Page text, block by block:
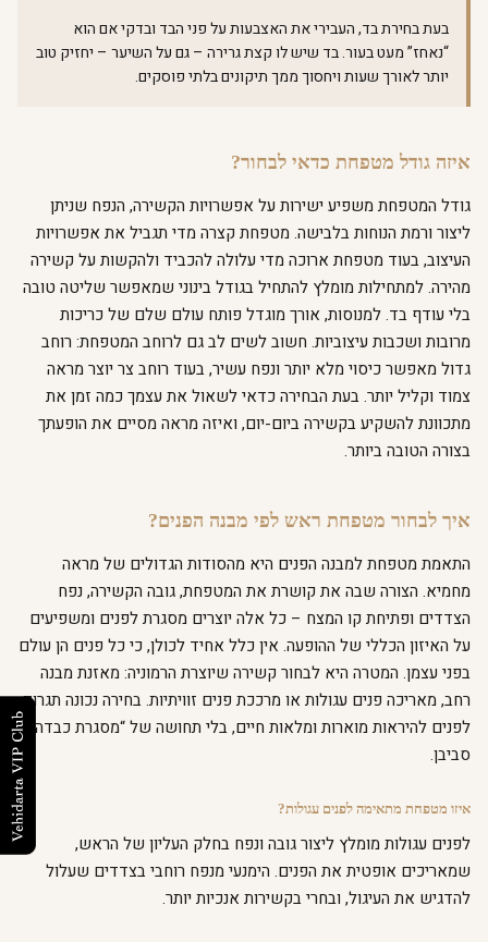
בעת בחירת בד, העבירי את האצבעות על פני הבד ובדקי אם הוא
“נאחז” מעט בעור. בד שיש לו קצת גרירה – גם על השיער – יחזיק טוב
יותר לאורך שעות ויחסוך ממך תיקונים בלתי פוסקים.
איזה גודל מטפחת כדאי לבחור?
גודל המטפחת משפיע ישירות על אפשרויות הקשירה, הנפח שניתן
ליצור ורמת הנוחות בלבישה. מטפחת קצרה מדי תגביל את אפשרויות
העיצוב, בעוד מטפחת ארוכה מדי עלולה להכביד ולהקשות על קשירה
מהירה. למתחילות מומלץ להתחיל בגודל בינוני שמאפשר שליטה טובה
בלי עודף בד. למנוסות, אורך מוגדל פותח עולם שלם של כריכות
מרובות ושכבות עיצוביות. חשוב לשים לב גם לרוחב המטפחת: רוחב
גדול מאפשר כיסוי מלא יותר ונפח עשיר, בעוד רוחב צר יוצר מראה
צמוד וקליל יותר. בעת הבחירה כדאי לשאול את עצמך כמה זמן את
מתכוונת להשקיע בקשירה ביום-יום, ואיזה מראה מסיים את הופעתך
בצורה הטובה ביותר.
איך לבחור מטפחת ראש לפי מבנה הפנים?
התאמת מטפחת למבנה הפנים היא מהסודות הגדולים של מראה
מחמיא. הצורה שבה את קושרת את המטפחת, גובה הקשירה, נפח
הצדדים ופתיחת קו המצח – כל אלה יוצרים מסגרת לפנים ומשפיעים
על האיזון הכללי של ההופעה. אין כלל אחיד לכולן, כי כל פנים הן עולם
בפני עצמן. המטרה היא לבחור קשירה שיוצרת הרמוניה: מאזנת מבנה
רחב, מאריכה פנים עגולות או מרככת פנים זוויתיות. בחירה נכונה תגרום
לפנים להיראות מוארות ומלאות חיים, בלי תחושה של “מסגרת כבדה”
סביבן.
איזו מטפחת מתאימה לפנים עגולות?
לפנים עגולות מומלץ ליצור גובה ונפח בחלק העליון של הראש,
שמאריכים אופטית את הפנים. הימנעי מנפח רוחבי בצדדים שעלול
להדגיש את העיגול, ובחרי בקשירות אנכיות יותר.